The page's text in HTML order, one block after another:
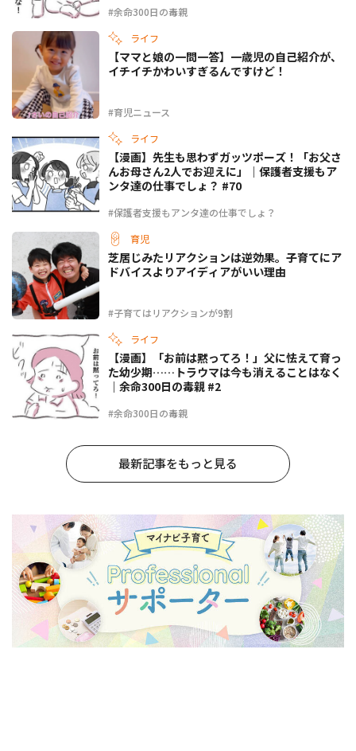
#余命300日の毒親
ライフ
#育児ニュース
【ママと娘の一問一答】一歳児の自己紹介が、
イチイチかわいすぎるんですけど！
ライフ
#保護者支援もアンタ達の仕事でしょ？
【漫画】先生も思わずガッツポーズ！「お父さ
んお母さん2人でお迎えに」｜保護者支援もア
ンタ達の仕事でしょ？ #70
育児
#子育てはリアクションが9割
芝居じみたリアクションは逆効果。子育てにア
ドバイスよりアイディアがいい理由
ライフ
#余命300日の毒親
【漫画】「お前は黙ってろ！」父に怯えて育っ
た幼少期……トラウマは今も消えることはなく
｜余命300日の毒親 #2
最新記事をもっと見る